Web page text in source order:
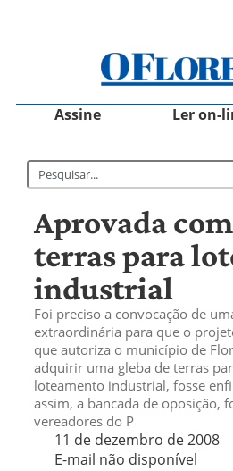
Assine Ler on-
Aprovada
terras para
industrial
Foi preciso a convocação de
extraordinária para que o
que autoriza o município de
adquirir uma gleba de terras
loteamento industrial, fosse
assim, a bancada de oposição,
vereadores do P
11 de dezembro de 2008
E-mail não disponível